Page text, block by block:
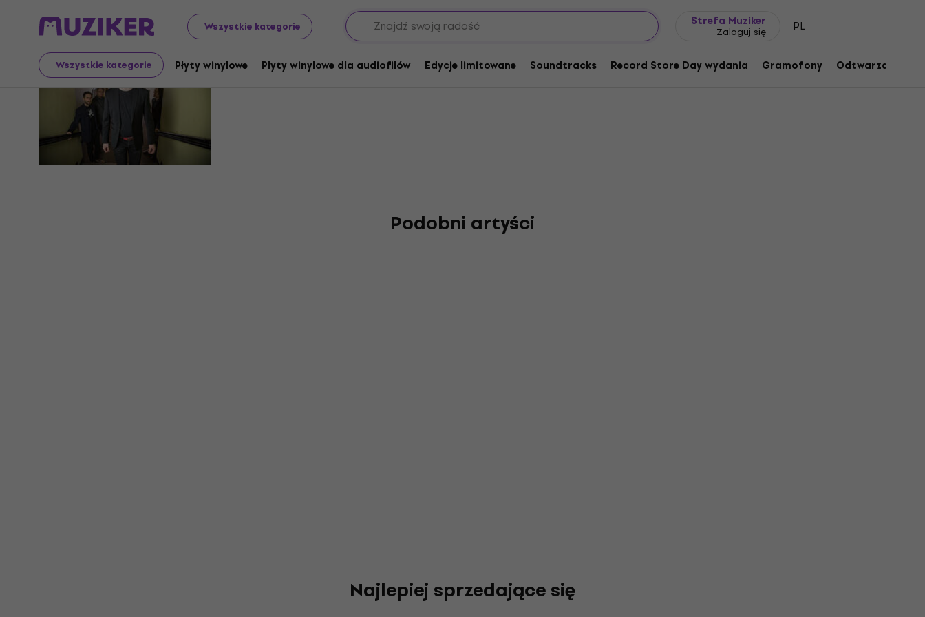
Wszystkie kategorie
Strefa Muziker
Zaloguj się PL
Wszystkie kategorie Płyty winylowe Płyty winylowe dla audiofilów Edycje limitowane Soundtracks Record Store Day wydania Gramofony Odtwarzacze
Tuomas Paukku Scription
Podobni artyści
Najlepiej sprzedające się